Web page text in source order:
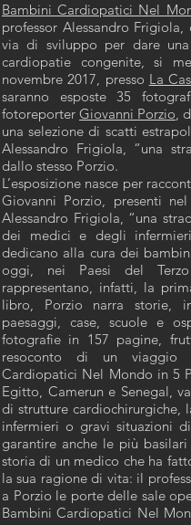
Bambini Cardiopatici Nel
professor Alessandro
via di sviluppo per dare
cardiopatie congenite, si
novembre 2017, presso La
saranno esposte 35
fotoreporter Giovanni Porzio,
una selezione di scatti
Alessandro Frigiola, “una
dallo stesso Porzio.
L’esposizione nasce per
Giovanni Porzio, presenti
Alessandro Frigiola, “una
dei medici e degli
dedicano alla cura dei
oggi, nei Paesi del
rappresentano, infatti, la
libro, Porzio narra storie,
paesaggi, case, scuole e
fotografie in 157 pagine,
resoconto di un viaggio
Cardiopatici Nel Mondo in 5
Egitto, Camerun e Senegal,
di strutture cardiochirurgiche,
infermieri o gravi situazioni
garantire anche le più
storia di un medico che ha
la sua ragione di vita: il
a Porzio le porte delle sale
Bambini Cardiopatici Nel